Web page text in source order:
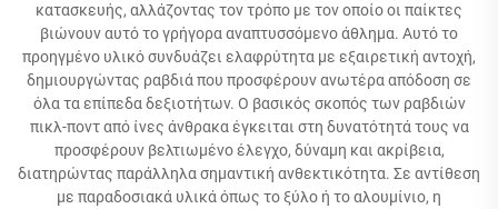
κατασκευής, αλλάζοντας τον τρόπο με τον οποίο οι παίκτες
βιώνουν αυτό το γρήγορα αναπτυσσόμενο άθλημα. Αυτό το
προηγμένο υλικό συνδυάζει ελαφρύτητα με εξαιρετική αντοχή,
δημιουργώντας ραβδιά που προσφέρουν ανωτέρα απόδοση σε
όλα τα επίπεδα δεξιοτήτων. Ο βασικός σκοπός των ραβδιών
πικλ-ποντ από ίνες άνθρακα έγκειται στη δυνατότητά τους να
προσφέρουν βελτιωμένο έλεγχο, δύναμη και ακρίβεια,
διατηρώντας παράλληλα σημαντική ανθεκτικότητα. Σε αντίθεση
με παραδοσιακά υλικά όπως το ξύλο ή το αλουμίνιο, η